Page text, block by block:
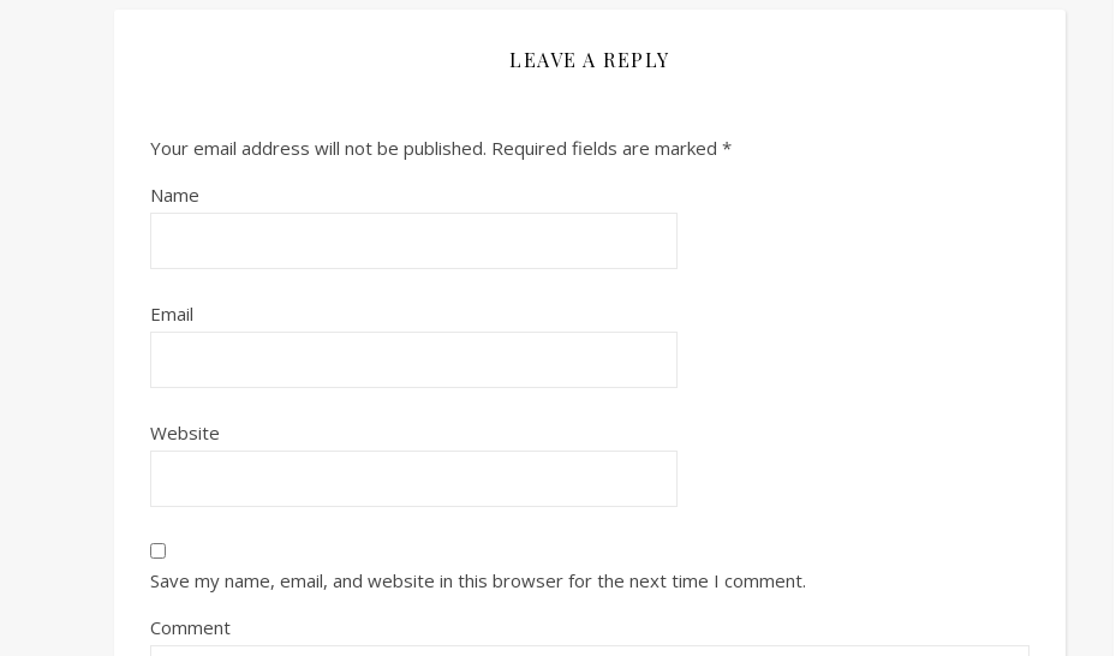
LEAVE A REPLY
Your email address will not be published. Required fields are marked *
Name
Email
Website
Save my name, email, and website in this browser for the next time I comment.
Comment